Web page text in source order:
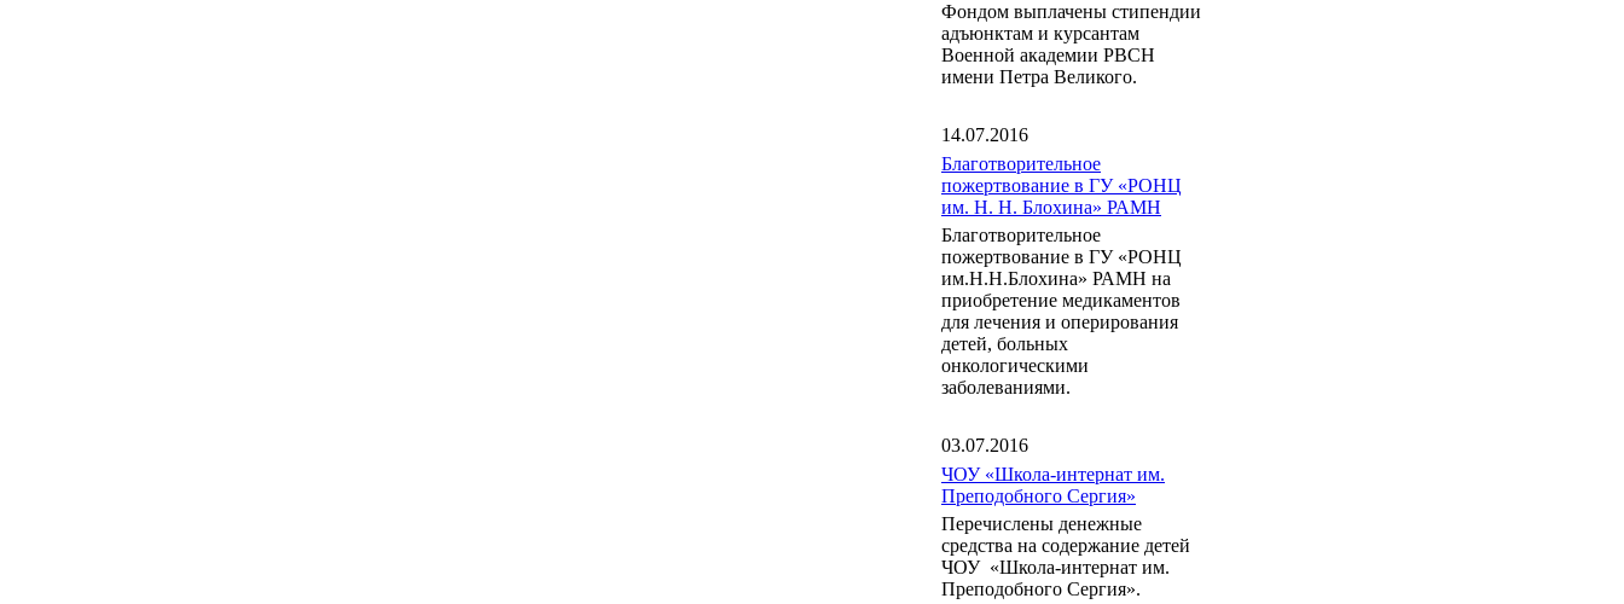
Фондом выплачены стипендии
адъюнктам и курсантам
Военной академии РВСН
имени Петра Великого.
14.07.2016
Благотворительное
пожертвование в ГУ «РОНЦ
им. Н. Н. Блохина» РАМН
Благотворительное
пожертвование в ГУ «РОНЦ
им.Н.Н.Блохина» РАМН на
приобретение медикаментов
для лечения и оперирования
детей, больных
онкологическими
заболеваниями.
03.07.2016
ЧОУ «Школа-интернат им.
Преподобного Сергия»
Перечислены денежные
средства на содержание детей
ЧОУ «Школа-интернат им.
Преподобного Сергия».